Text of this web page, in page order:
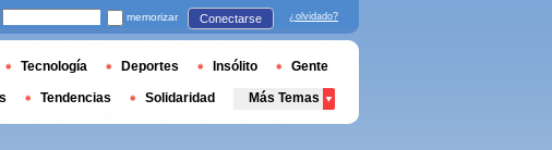
memorizar Conectarse ¿olvidado?
Tecnología Deportes Insólito Gente
Tendencias Solidaridad Más Temas